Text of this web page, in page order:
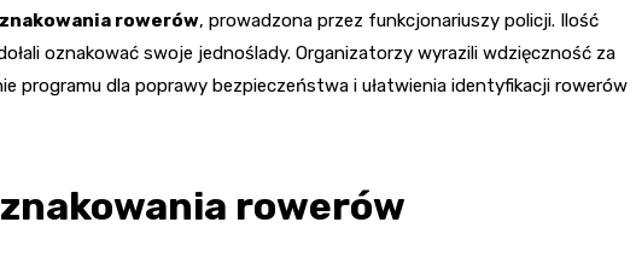
rowerów, prowadzona przez funkcjonariuszy policji. Ilość
oznakować swoje jednoślady. Organizatorzy wyrazili wdzięczność za
programu dla poprawy bezpieczeństwa i ułatwienia identyfikacji rowerów
rowerów